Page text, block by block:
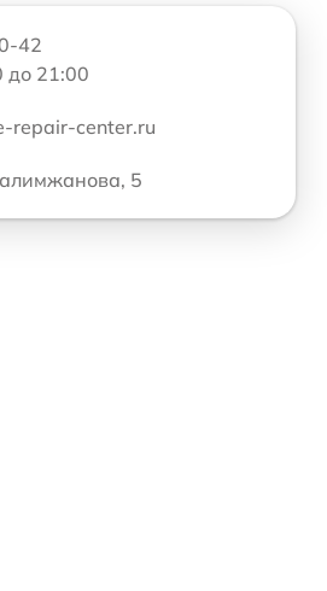
42
до 21:00
repair-center.ru
5